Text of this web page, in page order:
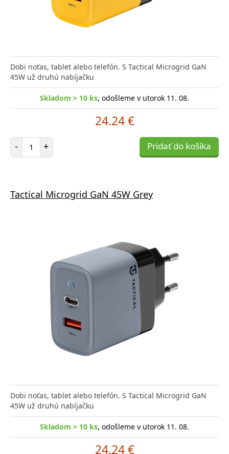
Dobi noťas, tablet alebo telefón. S Tactical Microgrid GaN
45W už druhú nabíjačku
Skladom > 10 ks, odošleme v utorok 11. 08.
24.24 €
- Počet položiek
+ Pridať do košíka
Tactical Microgrid GaN 45W Grey
Dobi noťas, tablet alebo telefón. S Tactical Microgrid GaN
45W už druhú nabíjačku
Skladom > 10 ks, odošleme v utorok 11. 08.
24.24 €